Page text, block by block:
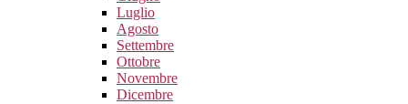
Luglio
Agosto
Settembre
Ottobre
Novembre
Dicembre